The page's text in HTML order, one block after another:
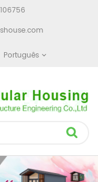
Português